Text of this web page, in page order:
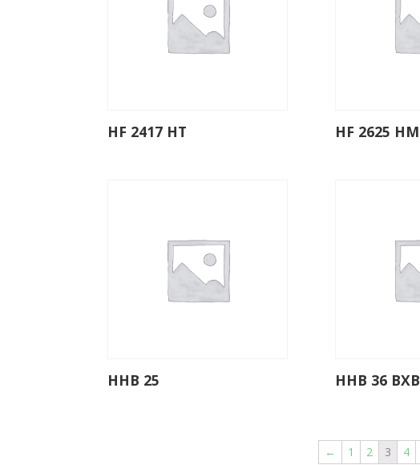
HF 2417 HT HF 2625 HM
HHB 25 HHB 36 BXB
← 1 2 3 4